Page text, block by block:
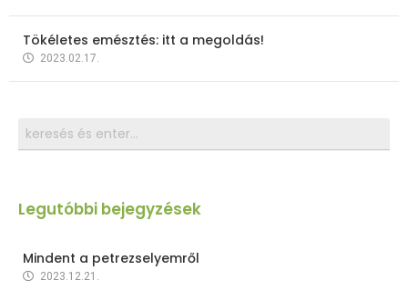
Tökéletes emésztés: itt a megoldás!
2023.02.17.
Legutóbbi bejegyzések
Mindent a petrezselyemről
2023.12.21.